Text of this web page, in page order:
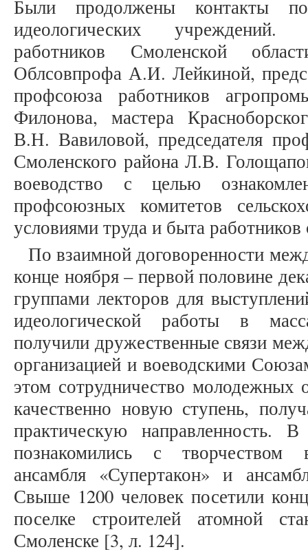
Были продолжены контакты
идеологических учреждений.
работников Смоленской
Облсовпрофа А.И. Лейкиной,
профсоюза работников
Филонова, мастера
В.Н. Вавиловой, председателя
Смоленского района Л.В.
воеводство с целью
профсоюзных комитетов
условиями труда и быта работников
По взаимной договоренности
конце ноября – первой половине
группами лекторов для
идеологической работы в
получили дружественные связи
организацией и воеводскими
этом сотрудничество молодежных
качественно новую ступень,
практическую направленность.
познакомились с творчеством
ансамбля «Супертакон» и
Свыше 1200 человек посетили
поселке строителей атомной
Смоленске [3, л. 124].